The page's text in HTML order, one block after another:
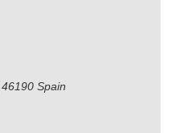
46190 Spain